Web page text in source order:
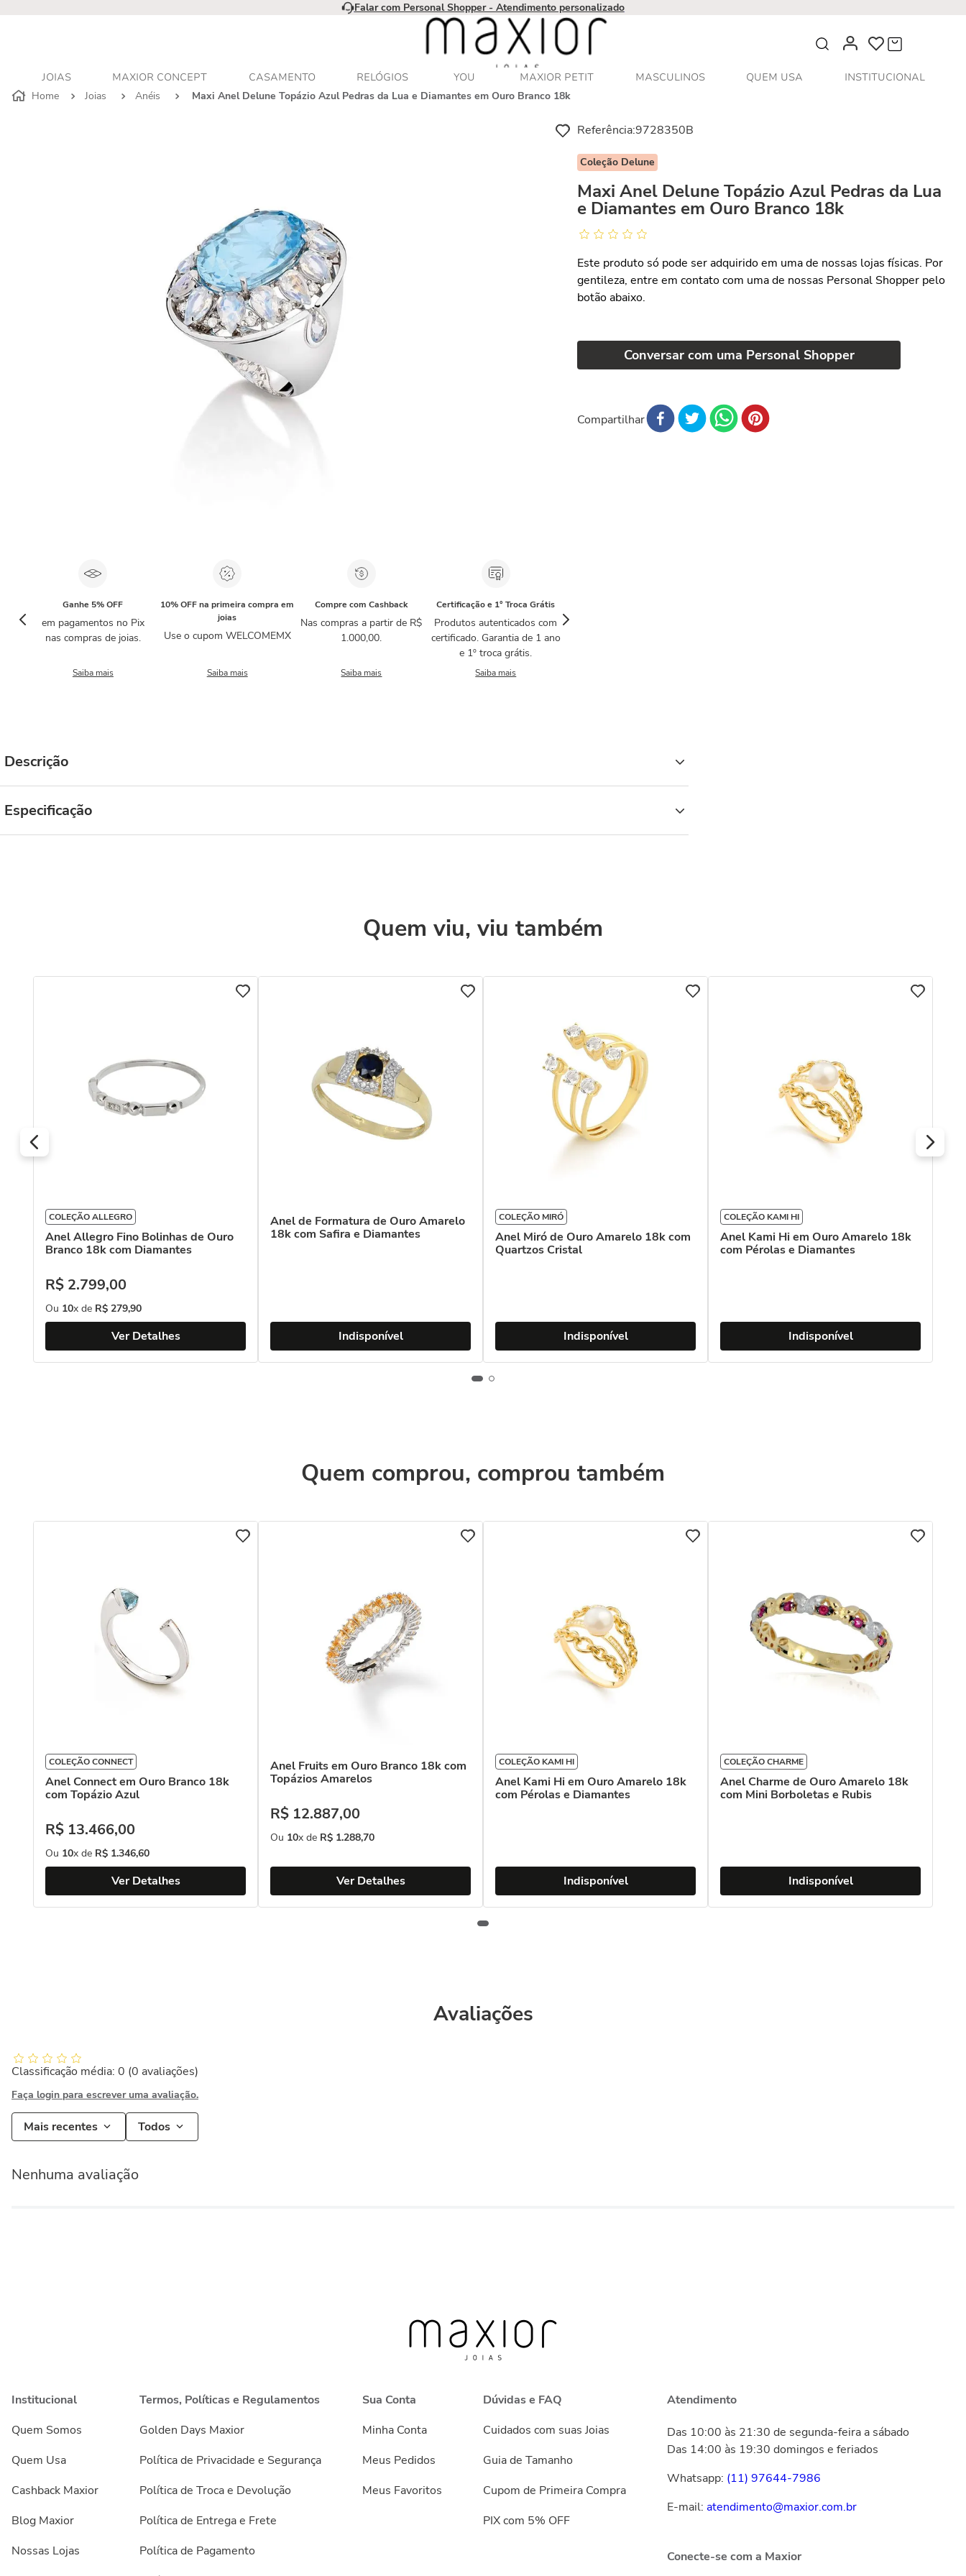
Falar com Personal Shopper - Atendimento personalizado
O que você procura?
JOIAS MAXIOR CONCEPT CASAMENTO RELÓGIOS YOU MAXIOR PETIT MASCULINOS QUEM USA
INSTITUCIONAL
Joias
Anéis Maxi Anel Delune Topázio Azul Pedras da Lua e Diamantes em Ouro Branco 18k
Ganhe 5% OFF
em pagamentos no Pix
nas compras de joias.
Saiba mais
10% OFF na primeira compra em
joias
Use o cupom WELCOMEMX
Saiba mais
Compre com Cashback
Nas compras a partir de R$
1.000,00.
Saiba mais
Certificação e 1° Troca Grátis
Produtos autenticados com
certificado. Garantia de 1 ano
e 1º troca grátis.
Saiba mais
Referência:9728350B
Coleção Delune
Maxi Anel Delune Topázio Azul Pedras da Lua
e Diamantes em Ouro Branco 18k
Este produto só pode ser adquirido em uma de nossas lojas físicas. Por
gentileza, entre em contato com uma de nossas Personal Shopper pelo
botão abaixo.
Conversar com uma Personal Shopper
Compartilhar
Descrição
Especificação
Quem viu, viu também
COLEÇÃO ALLEGRO
Anel Allegro Fino Bolinhas de Ouro
Branco 18k com Diamantes
R$ 2.799,00
Ou 10x de R$ 279,90
Ver Detalhes
Anel de Formatura de Ouro Amarelo
18k com Safira e Diamantes
Indisponível
COLEÇÃO MIRÓ
Anel Miró de Ouro Amarelo 18k com
Quartzos Cristal
Indisponível
COLEÇÃO KAMI HI
Anel Kami Hi em Ouro Amarelo 18k
com Pérolas e Diamantes
Indisponível
Quem comprou, comprou também
COLEÇÃO CONNECT
Anel Connect em Ouro Branco 18k
com Topázio Azul
R$ 13.466,00
Ou 10x de R$ 1.346,60
Ver Detalhes
Anel Fruits em Ouro Branco 18k com
Topázios Amarelos
R$ 12.887,00
Ou 10x de R$ 1.288,70
Ver Detalhes
COLEÇÃO KAMI HI
Anel Kami Hi em Ouro Amarelo 18k
com Pérolas e Diamantes
Indisponível
COLEÇÃO CHARME
Anel Charme de Ouro Amarelo 18k
com Mini Borboletas e Rubis
Indisponível
Avaliações
Classificação média: 0 (0 avaliações)
Faça login para escrever uma avaliação.
Mais recentes Todos
Nenhuma avaliação
Institucional
Quem Somos
Quem Usa
Cashback Maxior
Blog Maxior
Nossas Lojas
Termos, Políticas e Regulamentos
Golden Days Maxior
Política de Privacidade e Segurança
Política de Troca e Devolução
Política de Entrega e Frete
Política de Pagamento
Sua Conta
Minha Conta
Meus Pedidos
Meus Favoritos
Dúvidas e FAQ
Cuidados com suas Joias
Guia de Tamanho
Cupom de Primeira Compra
PIX com 5% OFF
Atendimento
Das 10:00 às 21:30 de segunda-feira a sábado
Das 14:00 às 19:30 domingos e feriados
Whatsapp: (11) 97644-7986
E-mail: atendimento@maxior.com.br
Conecte-se com a Maxior